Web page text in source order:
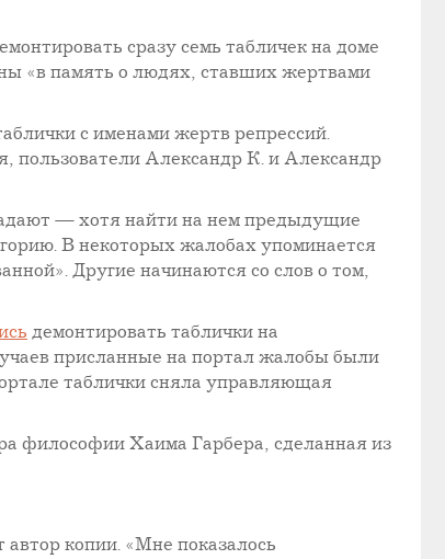
сразу семь табличек на доме
«в память о людях, ставших жертвами
с именами жертв репрессий.
Александр К. и Александр
— хотя найти на нем предыдущие
В некоторых жалобах упоминается
Другие начинаются со слов о том,
демонтировать таблички на
присланные на портал жалобы были
таблички сняла управляющая
философии Хаима Гарбера, сделанная из
копии. «Мне показалось